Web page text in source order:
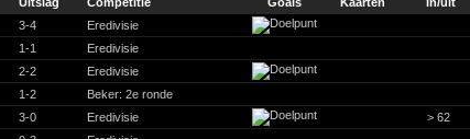
3-4
Eredivisie
1-1
Eredivisie
2-2
Eredivisie
1-2
Beker: 2e ronde
3-0 Eredivisie
> 62